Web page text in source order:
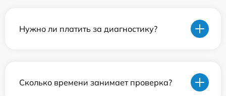
Нужно ли платить за диагностику?
Сколько времени занимает проверка?